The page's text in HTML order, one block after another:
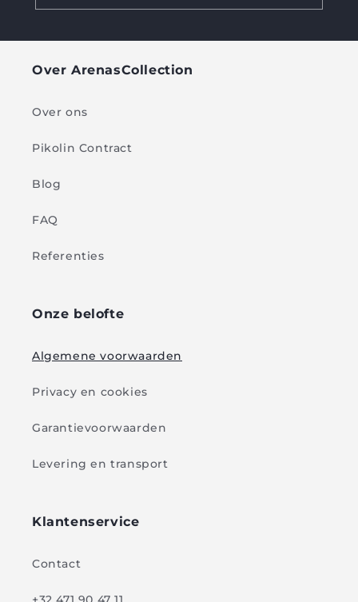
Over ArenasCollection
Over ons
Pikolin Contract
Blog
FAQ
Referenties
Onze belofte
Algemene voorwaarden
Privacy en cookies
Garantievoorwaarden
Levering en transport
Klantenservice
Contact